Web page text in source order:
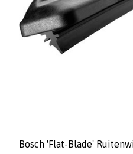
Bosch 'Flat-Blade'